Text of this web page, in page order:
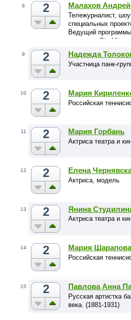
8 2 Малахов
Тележурналист,
специальных
Ведущий
журнала «StarHit».
9 2 Надежда
Участница панк-
10 2 Мария
Российская
11 2 Мария Горбань
Актриса театра и
12 2 Елена
Актриса, модель
13 2 Янина
Актриса театра и
14 2 Мария Шарапова
Российская
15 2 Павлова Анна
Русская артистка
века. (1881-1931)